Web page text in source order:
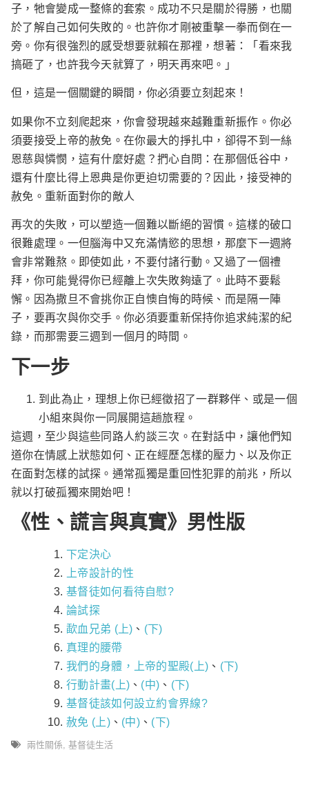
子，牠會變成一整條的套索。成功不只是關於得勝，也關
於了解自己如何失敗的。也許你才剛被重擊一拳而倒在一
旁。你有很強烈的感受想要就賴在那裡，想著：「看來我
搞砸了，也許我今天就算了，明天再來吧。」
但，這是一個關鍵的瞬間，你必須要立刻起來！
如果你不立刻爬起來，你會發現越來越難重新振作。你必
須要接受上帝的赦免。在你最大的掙扎中，卻得不到一絲
恩慈與憐憫，這有什麼好處？捫心自問：在那個低谷中，
還有什麼比得上恩典是你更迫切需要的？因此，接受神的
赦免。重新面對你的敵人
再次的失敗，可以塑造一個難以斷絕的習慣。這樣的破口
很難處理。一但腦海中又充滿情慾的思想，那麼下一週將
會非常難熬。即使如此，不要付諸行動。又過了一個禮
拜，你可能覺得你已經離上次失敗夠遠了。此時不要鬆
懈。因為撒旦不會挑你正自懊自悔的時候、而是隔一陣
子，要再次與你交手。你必須要重新保持你追求純潔的紀
錄，而那需要三週到一個月的時間。
下一步
到此為止，理想上你已經徵招了一群夥伴、或是一個
小組來與你一同展開這趟旅程。
這週，至少與這些同路人約談三次。在對話中，讓他們知
道你在情感上狀態如何、正在經歷怎樣的壓力、以及你正
在面對怎樣的試探。通常孤獨是重回性犯罪的前兆，所以
就以打破孤獨來開始吧！
《性、謊言與真實》男性版
下定決心
上帝設計的性
基督徒如何看待自慰?
論試探
歃血兄弟 (上) 、 (下)
真理的腰帶
我們的身體，上帝的聖殿(上) 、 (下)
行動計畫(上) 、 (中) 、 (下)
基督徒該如何設立約會界線?
赦免 (上)、 (中) 、 (下)
兩性關係 基督徒生活